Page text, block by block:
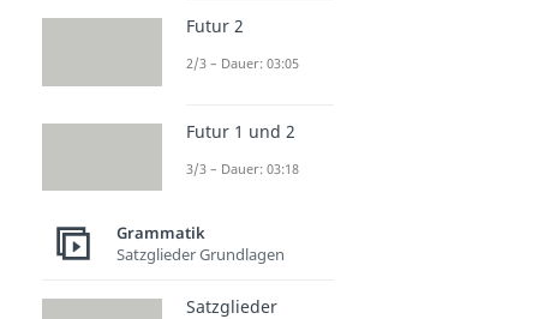
Futur 2
2/3 – Dauer: 03:05
Futur 1 und 2
3/3 – Dauer: 03:18
Grammatik
Satzglieder Grundlagen
Satzglieder